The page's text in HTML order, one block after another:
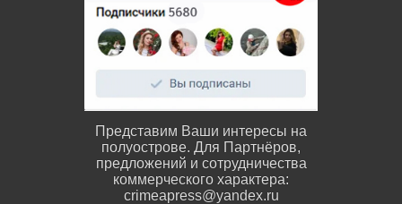
Представим Ваши интересы на
полуострове. Для Партнёров,
предложений и сотрудничества
коммерческого характера:
crimeapress@yandex.ru